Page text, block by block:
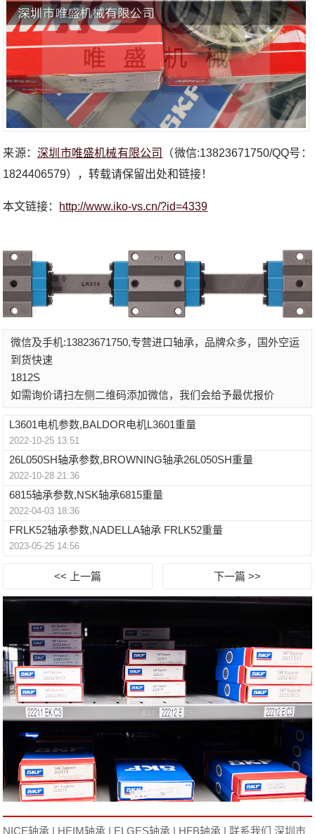
来源：深圳市唯盛机械有限公司
（微信:13823671750/QQ号：
1824406579），转载请保留出处和链接！
本文链接： http://www.iko-vs.cn/?id=4339
微信及手机:13823671750,专营进口轴承，品牌众多，国外空运
到货快速
1812S
如需询价请扫左侧二维码添加微信，我们会给予最优报价
L3601电机参数,BALDOR电机L3601重量
2022-10-25 13:51
26L050SH轴承参数,BROWNING轴承26L050SH重量
2022-10-28 21:36
6815轴承参数,NSK轴承6815重量
2022-04-03 18:36
FRLK52轴承参数,NADELLA轴承 FRLK52重量
2023-05-25 14:56
<< 上一篇 下一篇 >>
NICE轴承 | HEIM轴承 | ELGES轴承 | HFB轴承 |联系我们 深圳市